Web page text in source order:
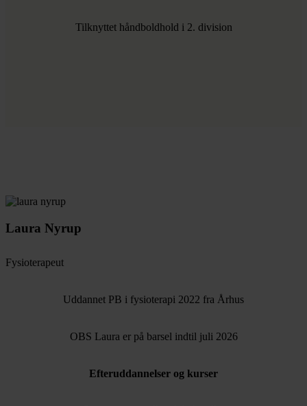
Tilknyttet håndboldhold i 2. division
Laura Nyrup
Fysioterapeut
Uddannet PB i fysioterapi 2022 fra Århus
OBS Laura er på barsel indtil juli 2026
Efteruddannelser og kurser